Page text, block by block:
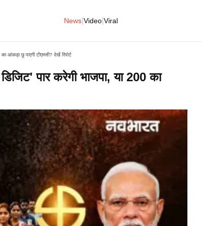
News Video Viral
आंकड़ा छू पाएगी टीएमसी? देखें रिपोर्ट
पार करेगी भाजपा, या 200 का